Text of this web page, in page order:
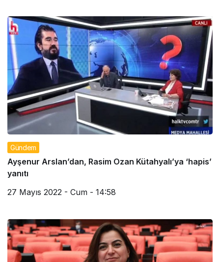
Gündem
Ayşenur Arslan’dan, Rasim Ozan Kütahyalı’ya ‘hapis’
yanıtı
27 Mayıs 2022 - Cum - 14:58